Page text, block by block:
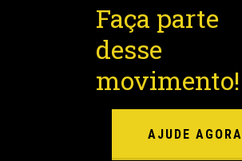
Faça parte
desse
movimento!
AJUDE AGORA